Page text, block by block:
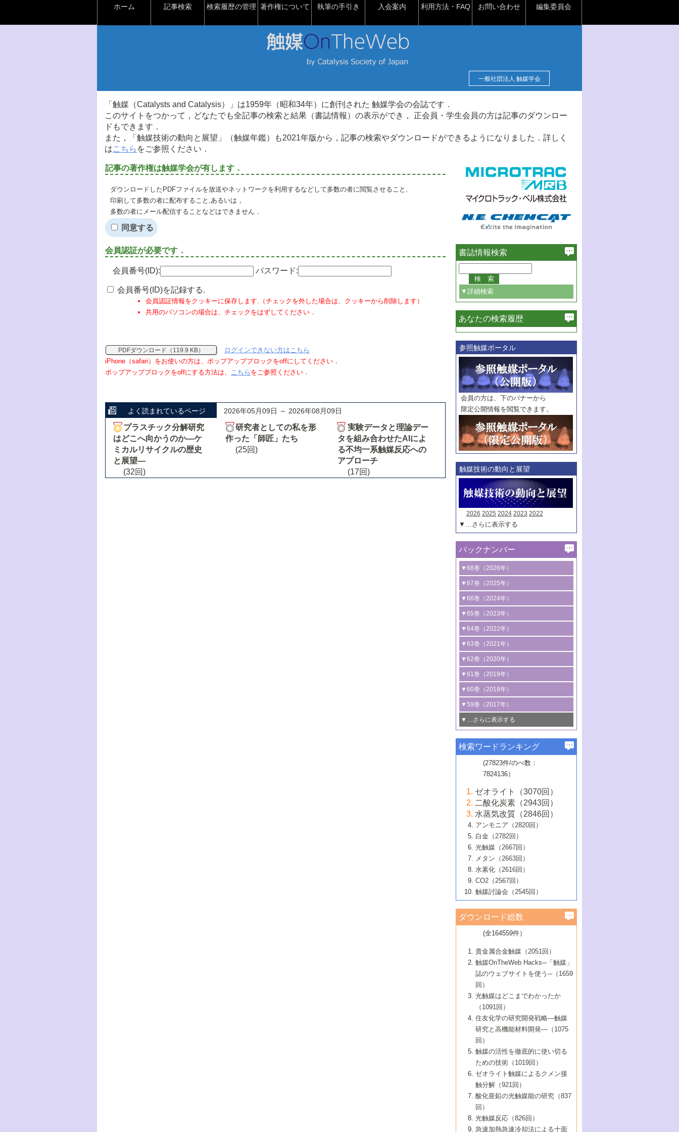
ホーム 記事検索 検索履歴の管理 著作権について 執筆の手引き 入会案内 利用方法・FAQ お問い合わせ 編集委員会
一般社団法人 触媒学会
「触媒（Catalysts and Catalysis）」は1959年（昭和34年）に創刊された 触媒学会の会誌です．
このサイトをつかって，どなたでも全記事の検索と結果（書誌情報）の表示ができ， 正会員・学生会員の方は記事のダウンロー
ドもできます．
また，「触媒技術の動向と展望」（触媒年鑑）も2021年版から，記事の検索やダウンロードができるようになりました．詳しく
はこちら をご参照ください．
記事の著作権は触媒学会が有します．
ダウンロードしたPDFファイルを放送やネットワークを利用するなどして多数の者に閲覧させること,
印刷して多数の者に配布すること,あるいは，
多数の者にメール配信することなどはできません．
同意する
会員認証が必要です．
会員番号(ID): パスワード:
会員番号(ID)を記録する.
会員認証情報をクッキーに保存します.（チェックを外した場合は、クッキーから削除します）
共用のパソコンの場合は、チェックをはずしてください．
PDFダウンロード（119.9 KB）
ログインできない方はこちら
iPhone（safari）をお使いの方は、ポップアップブロックをoffにしてください．
ポップアップブロックをoffにする方法は、 こちら をご参照ください．
よく読まれているページ 2026年05月09日 ～ 2026年08月09日
プラスチック分解研究
はどこへ向かうのか―ケ
ミカルリサイクルの歴史
と展望―
(32回)
研究者としての私を形
作った「師匠」たち
(25回)
実験データと理論デー
タを組み合わせたAIによ
る不均一系触媒反応への
アプローチ
(17回)
書誌情報検索
▼詳細検索
必ず含む
巻・号指定
巻
号
範囲指定
巻
号～
巻
号
触媒年鑑
年度
記事種別
マーク：
マークあり
あなたの検索履歴
参照触媒ポータル
会員の方は、下のバナーから
限定公開情報を閲覧できます。
触媒技術の動向と展望
2026 2025 2024 2023 2022
▼…さらに表示する
バックナンバー
▼68巻（2026年）
1号 過酸化水素合成に関する研究動向
2号 コンピューター技術により加速する
触媒開発
3号 有機分子変換やCO 資源化のための
光触媒に関する最近の研究
B号 第137回触媒討論会（2026年）
▼67巻（2025年）
1号 CO
水素化によるグリーン燃料/グリ
ーンケミカル製造
2号 水素製造のための水分解技術に関す
る最近の研究
3号 オレフィン系樹脂の精密合成に関す
る最新技術
4号 アルコール類の効率的変換を実現す
る非貴金属触媒の研究動向
5号 ゼオライトの合成と応用における研
究動向
6号 ヘテロ接合界面
B号 第135回触媒討論会（2025年）
▼66巻（2024年）
1号 低次元ナノ構造を有する触媒材料
2号 規制反応場を活用した固体触媒研究
の新展開
3号 未踏分子変換を目指した酸化触媒プ
ロセスの最前線
4号 シンクロトロン放射光および中性子
線を利用した触媒解析技術の最先端
5号 単原子触媒
6号 参照触媒委員会からのお知らせ
B号 第133回触媒討論会（2023年）
▼65巻（2023年）
1号 炭素が関わる触媒機能
2号 プラスチックケミカルリサイクルの
ための触媒技術
3号 非酸化物系金属化合物を基盤とした
触媒材料の開発
4号 格子酸素・格子酸素欠陥を利用した
触媒反応
5号 生体触媒によるエネルギー変換反応
6号 窒素とリンの循環のための触媒・機
能性材料
▼64巻（2022年）
1号 合成ガス製造とCOを用いるケミカル
ズ合成の最新動向
2号 化学品合成のための合金触媒開発
3号 CO の排出削減および有効活用のた
めの触媒技術
4号 若手による情報発信企画～とびたて
若き触媒の研究者たち～（1）
若き触媒の研究者たち～（2）
6号 石油のノーブル・ユースを志向した
触媒技術
大学：オンライン・対面開催）
▼63巻（2021年）
1号 金触媒の新展開
2号 ペロブスカイト
3号 特殊反応場を利用した触媒的分子変
換反応
4号 多孔質材料を用いた触媒の新展開
5号 情報学的手法を用いた触媒開発
6号 カーボンニュートラルに向けた電解
技術
B号 第127回触媒討論会（2021年・オン
ライン開催(Zoom)のみ）
▼62巻（2020年）
1号 触媒設計を拓く欠陥構造のキャラク
タリゼーション
2号 機能化学品製造に資するクリーンな
触媒的酸化反応
3号 水処理のための触媒化学
4号 光触媒を用いた水分解の最新の研究
動向
5号 次世代の触媒プロセスを支えるマイ
6号 メタン転換技術の最新動向
B号 第125回触媒討論会（2020年・工学
院大学）
▼61巻（2019年）
1号 物質移動制御に着目した触媒プロセ
ス開発
2号 CO2 フリー水素サプライチェーンに
関わる触媒開発動向
3号 精密高分子合成に関する最近の研究
動向
4号 バイオマス化成品製造のための触媒
5号 固体触媒による含窒素有機化合物変
換の最前線
6号 貴金属使用量低減に向けた自動車排
ガス浄化触媒の開発
B号 第123回触媒討論会（2019年・大阪
▼60巻（2018年）
1号 固体酸触媒の最新の研究動向
2号 二酸化炭素からの有用化学品合成
3号 ナノ粒子・クラスター触媒の最前線
4号 60周年記念企画
5号 進化するゼオライト合成技術
6号 非貴金属系触媒における電気化学的
B号 第121回触媒討論会（2018年・東京
大学）
▼59巻（2017年）
1号 いたるところに，触媒
最先端技術
3号 無機分離膜材料の開発と触媒反応プ
ロセスへの適用
5号 水素のふるまいを解き明かす最先端
研究
6号 低級アルカンの有効利用のための触
媒技術
B号 第119回触媒討論会（2017年・首都
大学東京）
▼…さらに表示する
1号 ユニークな構造の高分子を生み出す触
2号 リグニンからの化成品製造に向けた触
媒技術
3号 触媒研究の最先端～とびたて若き研究
者たち～（1）
4号 触媒研究の最先端～とびたて若き研究
者たち～（2）
5号 触媒研究の最先端～とびたて若き研究
者たち～（3）
6号 イオニクス材料と燃料電池・電解合成
の最新の研究動向
B号 第117回触媒討論会（2016年・大阪府
立大学）
▼57巻（2015年）
1号 水素キャリアにかかわる触媒技術の新
2号 石油精製用触媒の最近の進展
3号 固体酸化物形燃料電池（SOFC）におけ
るアノード触媒上での燃料直接改質技術
4号 コアシェル構造の制御による触媒機能
5号 工業触媒およびその周辺技術の最近の
進歩
6号 ナノシート
B号 第115回触媒討論会（2015年・成蹊大
▼56巻（2014年）
2号 光触媒反応機構に関する最新の研究動
向
開発動向
4号 人工光合成に向けた近年のアプローチ
5号 未利用熱エネルギーの有効活用に貢献
する触媒技術
6号 ポリオキソメタレート
B号 第113回触媒討論会（2014年・ロワジ
ールホテル豊橋）
1号 高耐久性燃料電池システム用触媒にお
ける新展開
2号 リビングラジカル重合の最近の動向
3号 天然ガスの化学工業的展開に関する触
媒技術
4号 貴金属触媒の精密構造制御とその活用
5号 バイオマス化成品製造のための固体触
6号 ナノ空間─吸着状態解析から新機能開拓
B号 第111回触媒討論会（2013年・関西大
▼54巻（2012年）
1号 規則性多孔体の利用技術における最近
の進歩
2号 第109回触媒討論会
3号 貴金属低減技術の最新動向
4号 貴金属代替技術の最新動向
5号 光触媒による物質変換反応の新展開
6号 グラフェン
7号 水素を利用する化成品合成の新潮流
▼53巻（2011年）
1号 金属学から見る合金触媒の新展開
2号 第107回触媒討論会
3号 触媒のその場観察法の進歩（１）
4号 触媒のその場観察法の進歩（２）
5号 不活性結合の触媒的活性化による有機
合成
6号 新しい固体酸触媒技術
7号 ゼオライト合成における最近の進歩
▼52巻（2010年）
1号 触媒の劣化対策と長寿命触媒開発
2号 第105回触媒討論会
3号 ナノ構造が拓く新機能
4号 活性サイトおよびその環境の精密な設
計による触媒の高機能化
5号 触媒を有効に使うための技術
7号 有機分子触媒による精密有機合成
8号 高機能化ポリオレフィンに向けた重合
触媒の最近の進展
1号 炭素材料－熱い注目を集める材料－
2号 第103回触媒討論会
3号 環境浄化用光触媒の現状と課題
4号 水素社会の実現に向けた水素製造・貯
蔵技術の進歩
5号 CO2が関わる触媒・材料
7号 持続可能社会実現のための触媒および
触媒関連技術
▼50巻（2008年）
1号 触媒化学と学会のこの10年，半世紀，
そして未来
2号 第101回触媒討論会
4号 錯体を利用したユニークな表面構造の
構築と機能
5号 若手会員による触媒研究の未来展望1：
企業編
6号 第102回触媒討論会
7号 触媒・化学反応における計算化学の進
8号 若手研究者による触媒研究の未来展望
2：大学・研究所編
▼49巻（2007年）
1号 含フッ素化合物の合成と触媒
2号 第99回触媒討論会
3号 実用的ファインケミカル合成プロセス
を実現する触媒
5号 こんな物質，あんな物質―新たな触媒
の可能性―
7号 『結晶の化学』を活かした触媒研究
8号 イオン液体の応用
▼48巻（2006年）
1号 固体酸触媒の最近の進歩
2号 第97回触媒討論会
3号 リビング重合触媒の最近の展開
5号 水素製造・貯蔵のための触媒技術の新
しい展開
6号 第98回触媒討論会
7号 基礎化学品製造の触媒技術
8号 多機能型リアクター
1号 最近の触媒担体とその効果
2号 第95回触媒討論会
4号 水分解用光触媒材料
5号 時間分解分光の進歩と応用
6号 第96回触媒討論会
8号 超臨界流体を用いた化学プロセスの新
▼46巻（2004年）
1号 部分酸化反応触媒の最前線
2号 第93回触媒討論会
3号 特殊エネルギー場の触媒反応
4号 生体内における金属の触媒作用
5号 ファインケミカルズの展開に寄与する
6号 第94回触媒討論会
7号 サブナノレベルでみた新しい表面現象
8号 オレフィン重合触媒の新たな展
▼45巻（2003年）
1号 なぜこの触媒が良いのか？
2号 第91回触媒討論会
3号 最近の自動車排ガス処理技術
4号 触媒研究の現状と将来─第90回触媒討論
5号 基礎化学品製造の触媒技術
6号 第92回触媒討論会
7号 基礎化学品製造の触媒技術
8号 資源の循環と触媒技術
▼44巻（2002年）
1号 高次制御された触媒の化学
2号 第89回触媒討論会
3号 触媒を利用した電気化学の新展開
4号 ナノ材料の調製と機能化
5号 こんな触媒が欲しい
6号 第90回触媒討論会
7号 触媒研究と学術雑誌/情報
8号 若い世代からみた触媒化学の現状と未
▼43巻（2001年）
1号 グリーンケミストリーと触媒
2号 第87回触媒討論会特集号
3号 生体触媒とバイオプロセス
4号 水素製造・利用の触媒化学
5号 触媒研究における新しい切り口：コン
ビナトリアルケミストリー
6号 第88回触媒討論会特集号
7号 企業における触媒研究のブレークスル
8号 この材料を触媒として使ってみません
▼42巻（2000年）
1号 触媒反応工学の明日を拓く
2号 第85回触媒討論会
3号 反応ダイナミクス
5号 触媒のおもしろさをどのように伝える
6号 第86回触媒討論会
7号 水素化精製触媒の新しい展開
8号 新しい反応性と機能性を目指した金属
クラスタ-化学
▼41巻（1999年）
1号 孔、穴、あな?-特異な空間とその利用-
2号 第83回触媒討論会
3号 均一系触媒反応最前線
4号 実用炭素材料の新展開
5号 研究の方法論を考える
7号 機能性金属材料と触媒
8号 触媒研究へのNMRの応用と展望
▼40巻（1998年）
進展と21世紀への提言/創立40周年記念・触
媒学会この10年の歩みとこれから/創立40周
2号 第81回触媒討論会
3号 計算機触媒化学へのさそい
4号 触媒劣化の制御と予測
5号 最新の実用プロセスと触媒
6号 第82回触媒討論会
1号 均一系と不均一系触媒反応-その特徴と
接点
2号 第79回触媒討論会
3号 最新NO除去触媒の実用化研究
4号 新しい反応場を目指した触媒調製
5号 反応・分離技術の新しい展開
6号 第80回触媒討論会
▼38巻（1996年）
1号 触媒の構造と触媒作用/C1化学を中心と
する21世紀への触媒
3号 オリンピックメダル:金・銀・銅はどん
な触媒作用を示すか
4号 触媒作用における機能の複合化
▼37巻（1995年）
1号 ファインケミカルズと固体触媒
2号 第75回触媒討論会
3号 希土類を利用した触媒
4号 触媒とリサイクル
5号 エネルギー変換触媒
▼36巻（1994年）
1号 電気化学と触媒
2号 第73回触媒討論会
3号 C4化学の展開
4号 《通常号》
▼35巻（1993年）
1号 工業触媒開発マニュアル―探索から工
業化まで
2号 第71回触媒討論会
▼34巻（1992年）
1号 インパクトを与えたこの研究
2号 第69回触媒討論会
▼33巻（1991年）
1号 触媒プロセス開発マニュアル―探索か
▼32巻（1990年）
検索ワードランキング
(27823件/のべ数：
7824136）
ゼオライト（3070回）
二酸化炭素（2943回）
水蒸気改質（2846回）
アンモニア（2820回）
白金（2782回）
光触媒（2667回）
メタン（2663回）
水素化（2616回）
CO2（2567回）
触媒討論会（2545回）
ダウンロード総数
(全164559件）
貴金属合金触媒（2051回）
触媒OnTheWeb Hacks─「触媒」
誌のウェブサイトを使う─（1659
回）
光触媒はどこまでわかったか
（1091回）
住友化学の研究開発戦略―触媒
研究と高機能材料開発―（1075
回）
触媒の活性を徹底的に使い切る
ための技術（1019回）
ゼオライト触媒によるクメン接
触分解（921回）
酸化亜鉛の光触媒能の研究（837
回）
光触媒反応（826回）
急速加熱急速冷却法による十面